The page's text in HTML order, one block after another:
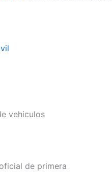
vehiculos
de primera